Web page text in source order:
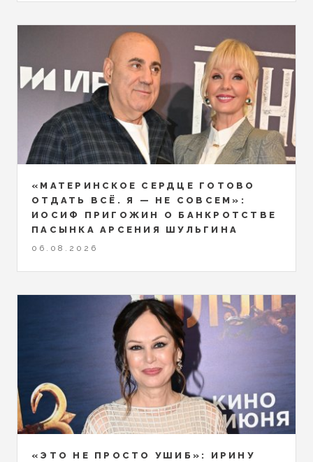
«МАТЕРИНСКОЕ СЕРДЦЕ ГОТОВО
ОТДАТЬ ВСЁ. Я — НЕ СОВСЕМ»:
ИОСИФ ПРИГОЖИН О БАНКРОТСТВЕ
ПАСЫНКА АРСЕНИЯ ШУЛЬГИНА
06.08.2026
«ЭТО НЕ ПРОСТО УШИБ»: ИРИНУ